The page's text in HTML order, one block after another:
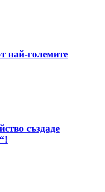
най-големите
създаде